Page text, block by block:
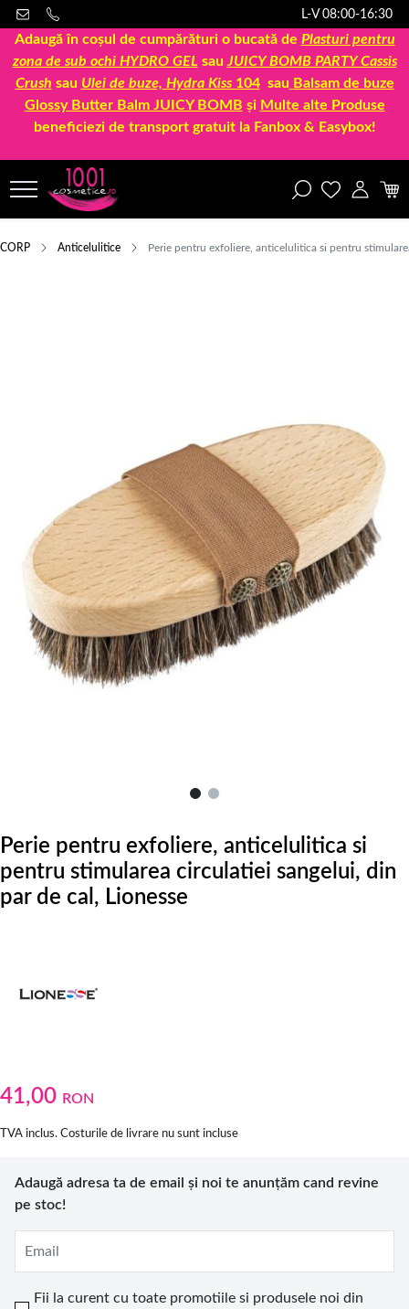
L-V 08:00-16:30
Adaugă în coșul de cumpărături o bucată de Plasturi pentru
zona de sub ochi HYDRO GEL sau JUICY BOMB PARTY Cassis
Crush sau Ulei de buze, Hydra Kiss 104sau Balsam de buze
Glossy Butter Balm JUICY BOMB și Multe alte Produse
beneficiezi de transport gratuit la Fanbox & Easybox!
CORP Anticelulitice Perie pentru exfoliere, anticelulitica si pentru
Perie pentru exfoliere, anticelulitica si
pentru stimularea circulatiei sangelui, din
par de cal, Lionesse
41,00 RON
TVA inclus. Costurile de livrare nu sunt incluse
Adaugă adresa ta de email și noi te anunțăm cand revine
pe stoc!
Email
Fii la curent cu toate promotiile si produsele noi din